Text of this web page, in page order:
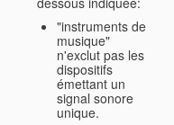
"instruments de
musique"
n'exclut pas les
dispositifs
émettant un
signal sonore
unique.